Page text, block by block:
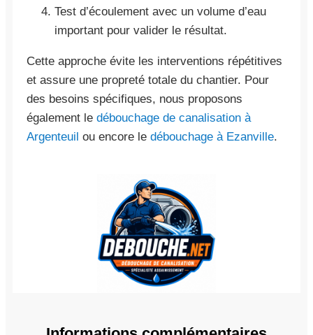
Test d’écoulement avec un volume d’eau
important pour valider le résultat.
Cette approche évite les interventions répétitives
et assure une propreté totale du chantier. Pour
des besoins spécifiques, nous proposons
également le débouchage de canalisation à
Argenteuil ou encore le débouchage à Ezanville.